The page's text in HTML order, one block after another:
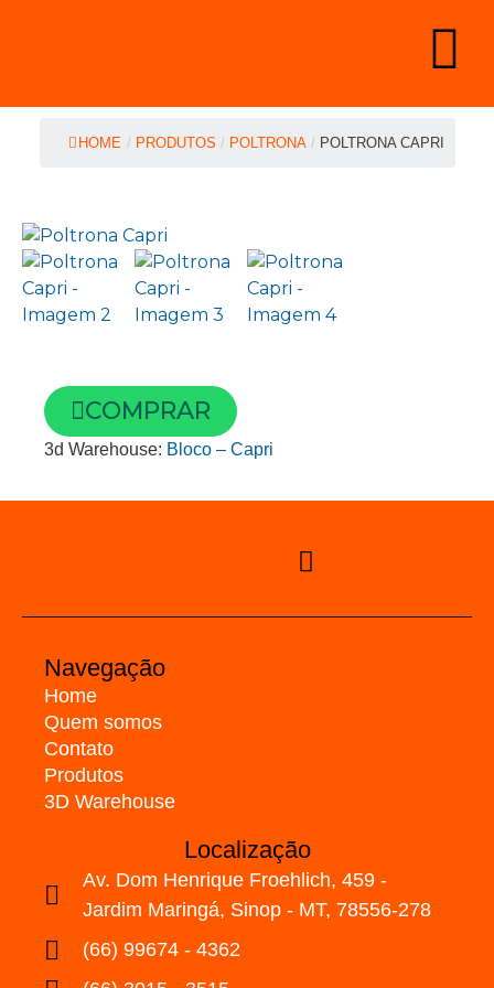
HOME / PRODUTOS / POLTRONA / POLTRONA CAPRI
COMPRAR
3d Warehouse: Bloco – Capri
Navegação
Home
Quem somos
Contato
Produtos
3D Warehouse
Localização
Av. Dom Henrique Froehlich, 459 -
Jardim Maringá, Sinop - MT, 78556-278
(66) 99674 - 4362